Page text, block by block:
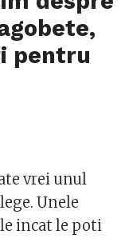
pentru
vrei unul
Unele
incat le poti